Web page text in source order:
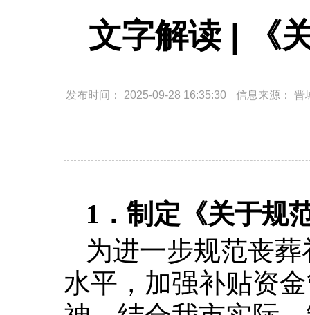
文字解读 | 《
发布时间： 2025-09-28 16:35:30 信息来源： 晋
1．制定《关于规
为进一步规范丧
水平，加强补贴资